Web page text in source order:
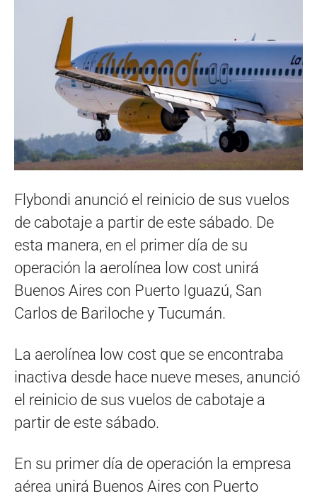
Flybondi anunció el reinicio de sus vuelos
de cabotaje a partir de este sábado. De
esta manera, en el primer día de su
operación la aerolínea low cost unirá
Buenos Aires con Puerto Iguazú, San
Carlos de Bariloche y Tucumán.
La aerolínea low cost que se encontraba
inactiva desde hace nueve meses, anunció
el reinicio de sus vuelos de cabotaje a
partir de este sábado.
En su primer día de operación la empresa
aérea unirá Buenos Aires con Puerto